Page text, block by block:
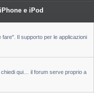
e iPod
Il supporto per le applicazioni
qui… il forum serve proprio a